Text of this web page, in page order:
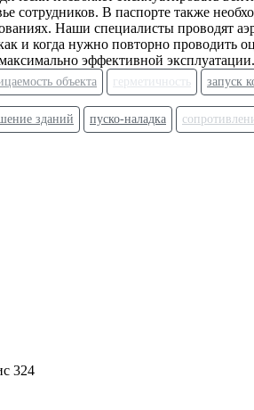
сотрудников. В паспорте также
Наши специалисты проводят
и когда нужно повторно проводить
эффективной эксплуатации.
объекта герметичность запуск
зданий пуско-наладка
324